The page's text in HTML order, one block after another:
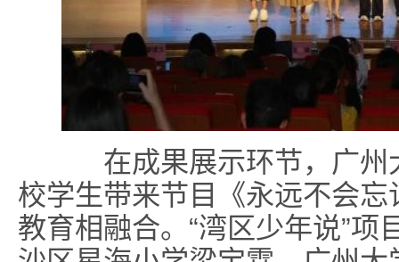
在成果展示环节，广州
校学生带来节目《永远不会
教育相融合。“湾区少年说”